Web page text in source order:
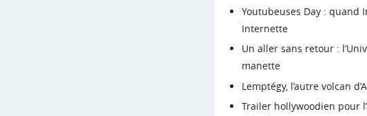
Youtubeuses Day : quand
Internette
Un aller sans retour :
manette
Lemptégy, l’autre volcan
Trailer hollywoodien pour